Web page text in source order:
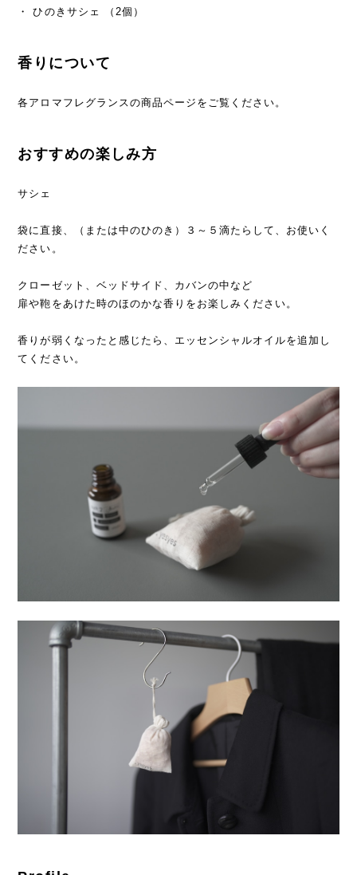
・ ひのきサシェ （2個）
香りについて
各アロマフレグランスの商品ページをご覧ください。
おすすめの楽しみ方
サシェ
袋に直接、（または中のひのき）３～５滴たらして、お使いく
ださい。
クローゼット、ベッドサイド、カバンの中など
扉や鞄をあけた時のほのかな香りをお楽しみください。
香りが弱くなったと感じたら、エッセンシャルオイルを追加し
てください。